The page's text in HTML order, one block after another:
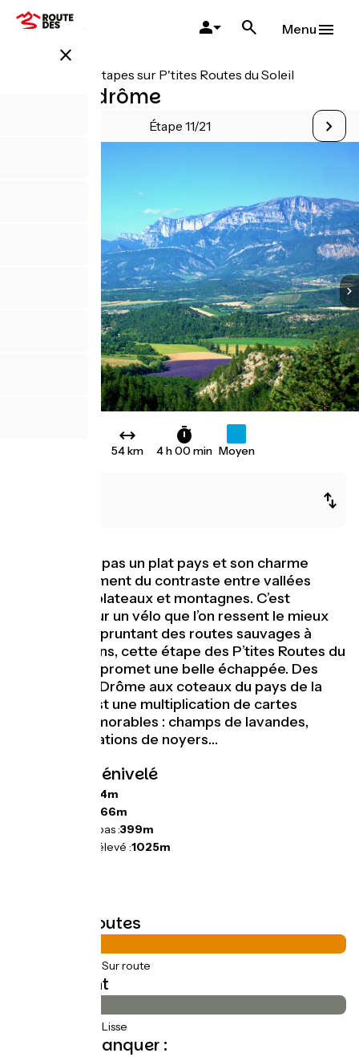
Aller
close
Menu
Toutes les étapes sur P'tites Routes du Soleil
Die / Valdrôme
Étape 11/21
54 km 4 h 00 min Moyen
Le Diois n’est pas un plat pays et son charme
résulte justement du contraste entre vallées
encaissées, plateaux et montagnes. C’est
finalement sur un vélo que l’on ressent le mieux
ce relief ! Empruntant des routes sauvages à
travers les pins, cette étape des P’tites Routes du
Soleil® vous promet une belle échappée. Des
berges de la Drôme aux coteaux du pays de la
Clairette, c’est une multiplication de cartes
postales mémorables : champs de lavandes,
vignes, plantations de noyers…
Pentes et dénivelé
964m
566m
Point le plus bas :399m
Point le plus élevé :1025m
Types de routes
(100%) Sur route
Revêtement
(100%) Lisse
À ne pas manquer :